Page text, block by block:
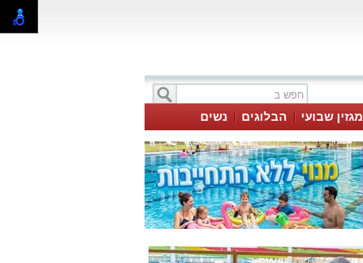
מגזין שבועי הבלוגים נשים